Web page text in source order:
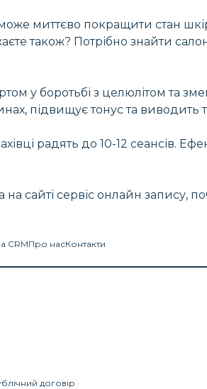
миттєво покращити стан
також? Потрібно знайти
у боротьбі з целюлітом та
підвищує тонус та виводить
радять до 10-12 сеансів.
сайті сервіс онлайн запису,
CRMПро насКонтакти
договір